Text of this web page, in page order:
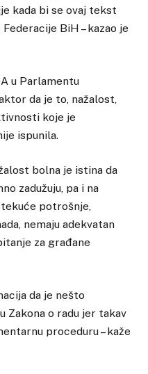
kada bi se ovaj tekst
BiH – kazao je
u Parlamentu
da je to, nažalost,
koje je
ispunila.
bolna je istina da
zadužuju, pa i na
potrošnje,
nemaju adekvatan
za građane
da je nešto
Zakona o radu jer takav
proceduru – kaže